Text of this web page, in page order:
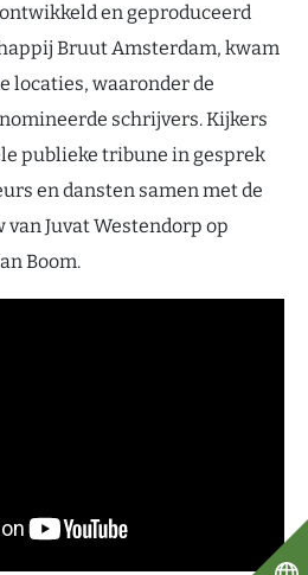
en geproduceerd
Bruut Amsterdam, kwam
locaties, waaronder de
schrijvers. Kijkers
publieke tribune in gesprek
en dansten samen met de
Juvat Westendorp op
Boom.